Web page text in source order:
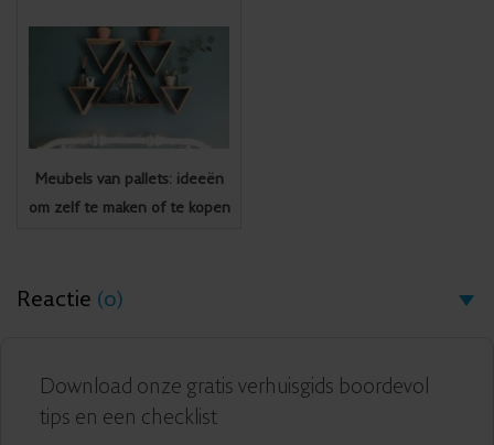
Meubels van pallets: ideeën
om zelf te maken of te kopen
Reactie (0)
Download onze gratis verhuisgids boordevol
tips en een checklist